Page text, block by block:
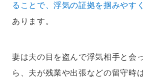
ることで、浮気の証拠を掴みやす
あります。
妻は夫の目を盗んで浮気相手と会
ら、夫が残業や出張などの留守時